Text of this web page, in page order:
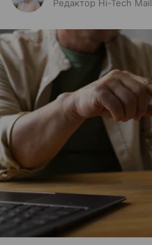
Редактор Hi-Tech Mail